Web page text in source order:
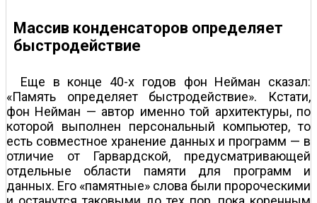
Массив конденсаторов определяет
быстродействие
Еще в конце 40-х годов фон Нейман сказал:
«Память определяет быстродействие». Кстати,
фон Нейман — автор именно той архитектуры, по
которой выполнен персональный компьютер, то
есть совместное хранение данных и программ — в
отличие от Гарвардской, предусматривающей
отдельные области памяти для программ и
данных. Его «памятные» слова были пророческими